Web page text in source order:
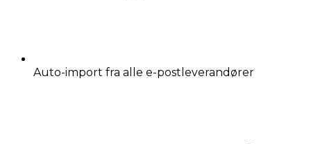
Auto-import fra alle e-postleverandører